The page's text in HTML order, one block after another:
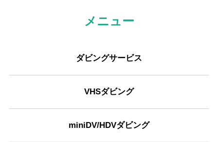
メニュー
ダビングサービス
VHSダビング
miniDV/HDVダビング